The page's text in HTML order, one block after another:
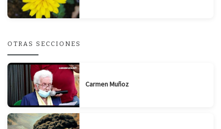
OTRAS SECCIONES
Carmen Muñoz